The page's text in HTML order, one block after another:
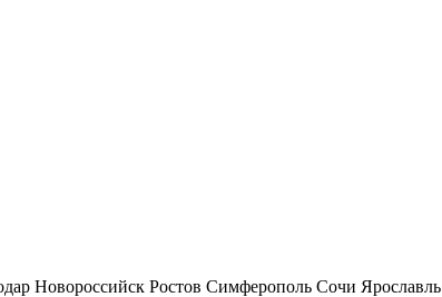
Новороссийск Ростов Симферополь Сочи Ярославль